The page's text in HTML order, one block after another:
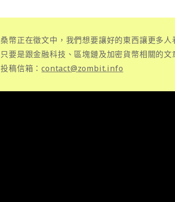
桑幣正在徵文中，我們想要讓好的東西讓更多人
只要是跟金融科技、區塊鏈及加密貨幣相關的
投稿信箱：contact@zombit.info